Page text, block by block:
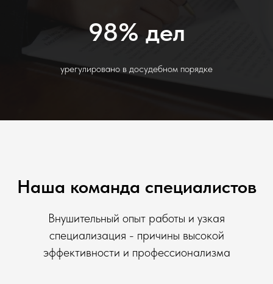
98% дел
урегулировано в досудебном порядке
Наша команда специалистов
Внушительный опыт работы и узкая
специализация - причины высокой
эффективности и профессионализма